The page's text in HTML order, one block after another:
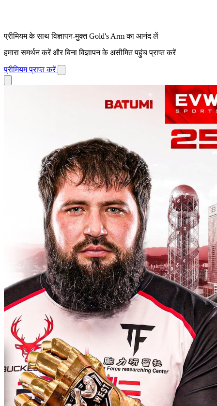
प्रीमियम के साथ विज्ञापन-मुक्त Gold's Arm का आनंद लें
हमारा समर्थन करें और बिना विज्ञापन के असीमित पहुंच प्राप्त करें
प्रीमियम प्राप्त करें